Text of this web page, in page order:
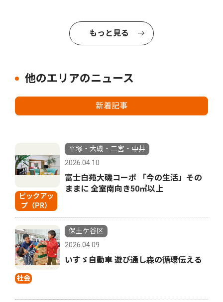
もっと見る
他のエリアのニュース
新着記事
ピックアッ
プ（PR）
平塚・大磯・二宮・中井
2026.04.10
富士白苑大磯コーポ 「今の生活」その
ままに 全室南向き50㎡以上
社会
保土ケ谷区
2026.04.09
いすゞ自動車 遊び通し森の循環伝える